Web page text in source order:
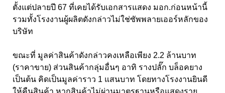
ตั้งแต่ปลายปี 67 ที่เคยได้รับเอกสารแสดง มอก.ก่อนหน้านี้
รวมทั้งโรงงานผู้ผลิตดังกล่าวไม่ใช่ซัพพลายเออร์หลักของ
บริษัท
ขณะที่ มูลค่าสินค้าดังกล่าวคงเหลือเพียง 2.2 ล้านบาท
(ราคาขาย) ส่วนสินค้ากลุ่มอื่นๆ อาทิ รางปลั๊ก บล็อคยาง
เป็นต้น คิดเป็นมูลค่าราว 1 แสนบาท โดยทางโรงงานยินดี
ให้คืนสินค้า หากสินค้าไม่ผ่านมาตรฐานหรือแสดงราย